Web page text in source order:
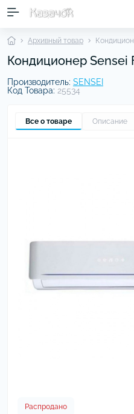
Архивный товар
Кондиционер Sensei
Производитель: SENSEI
Код Товара: 25534
Все о товаре Описание
Распродано